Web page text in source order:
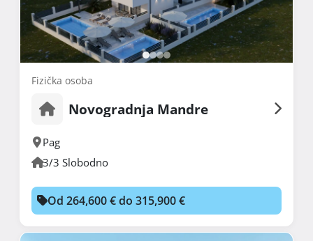
Fizička osoba
Novogradnja Mandre
Pag
3/3 Slobodno
Od 264,600 € do 315,900 €